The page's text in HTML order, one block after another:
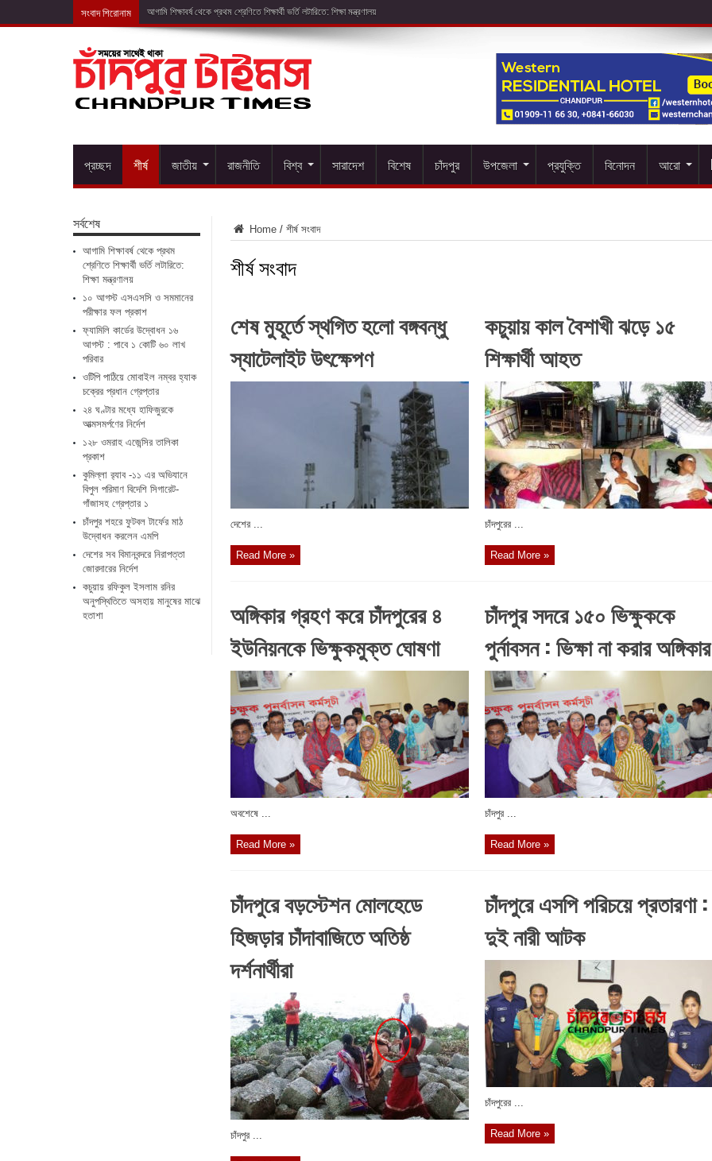
সংবাদ শিরোনাম ১০ আগস্ট এসএসসি ও সম
প্রচ্ছদ শীর্ষ জাতীয় রাজনীতি বিশ্ব সারাদেশ বিশেষ চাঁদপুর উপজেলা প্রযুক্তি বিনোদন আরো
Home / শীর্ষ সংবাদ
শীর্ষ সংবাদ
শেষ মুহূর্তে স্থগিত হলো বঙ্গবন্ধু
স্যাটেলাইট উৎক্ষেপণ
দেশের ...
Read More »
কচুয়ায় কাল বৈশাখী ঝড়ে ১৫
শিক্ষার্থী আহত
চাঁদপুরের ...
Read More »
অঙ্গিকার গ্রহণ করে চাঁদপুরের ৪
ইউনিয়নকে ভিক্ষুকমুক্ত ঘোষণা
অবশেষে ...
Read More »
চাঁদপুর সদরে ১৫০ ভিক্ষুককে
পুর্নাবসন : ভিক্ষা না করার অঙ্গিকার
চাঁদপুর ...
Read More »
চাঁদপুরে বড়স্টেশন মোলহেডে
হিজড়ার চাঁদাবাজিতে অতিষ্ঠ
দর্শনার্থীরা
চাঁদপুর ...
চাঁদপুরে এসপি পরিচয়ে প্রতারণা :
দুই নারী আটক
চাঁদপুরের ...
Read More »
সর্বশেষ
আগামি শিক্ষাবর্ষ থেকে প্রথম
শ্রেণিতে শিক্ষার্থী ভর্তি লটারিতে:
শিক্ষা মন্ত্রণালয়
১০ আগস্ট এসএসসি ও সমমানের
পরীক্ষার ফল প্রকাশ
ফ্যামিলি কার্ডের উদ্বোধন ১৬
আগস্ট : পাবে ১ কোটি ৬০ লাখ
পরিবার
ওটিপি পাঠিয়ে মোবাইল নম্বর হ্যাক
চক্রের প্রধান গ্রেপ্তার
২৪ ঘণ্টার মধ্যে হাফিজুরকে
আত্মসমর্পণের নির্দেশ
১২৮ ওমরাহ এজেন্সির তালিকা
প্রকাশ
কুমিল্লা র‌্যাব -১১ এর অভিযানে
বিপুল পরিমাণ বিদেশি সিগারেট-
গাঁজাসহ গ্রেপ্তার ১
চাঁদপুর শহরে ফুটবল টার্ফের মাঠ
উদ্বোধন করলেন এমপি
দেশের সব বিমানবন্দরে নিরাপত্তা
জোরদারের নির্দেশ
কচুয়ায় রফিকুল ইসলাম রনির
অনুপস্থিতিতে অসহায় মানুষের মাঝে
হতাশা